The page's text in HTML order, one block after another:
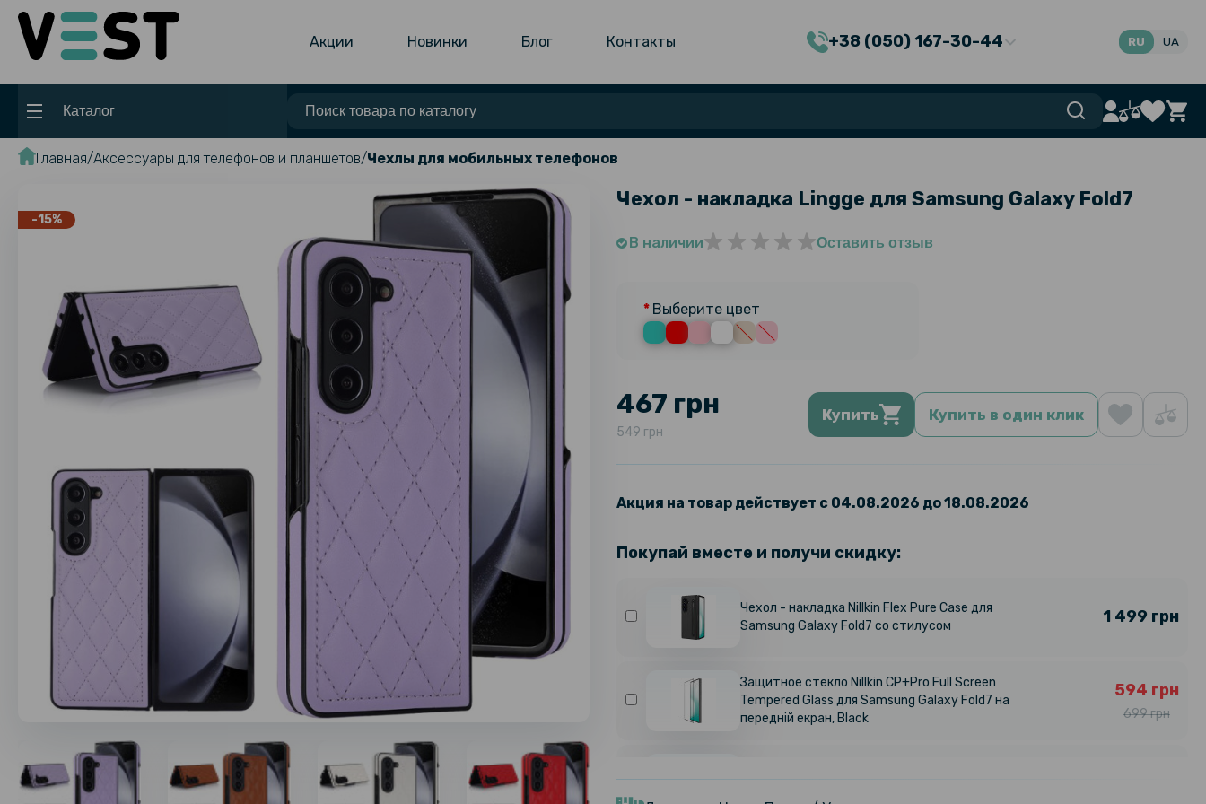
Акции Новинки Блог Контакты +38 (050) 167-30-44 RU UA
Каталог
Главная Аксессуары для телефонов и планшетов Чехлы для мобильных телефонов
-15%
Чехол - накладка Lingge для Samsung Galaxy Fold7
В наличии Оставить отзыв
Выберите цвет
467 грн
549 грн
Купить Купить в один клик
Акция на товар действует с 04.08.2026 до 18.08.2026
Покупай вместе и получи скидку:
Чехол - накладка Nillkin Flex Pure Case для
Samsung Galaxy Fold7 cо стилусом
1 499 грн
Защитное стекло Nillkin CP+Pro Full Screen
Tempered Glass для Samsung Galaxy Fold7 на
передній екран, Black
594 грн
699 грн
Hydrogel Film для Samsung Galaxy Fold7,